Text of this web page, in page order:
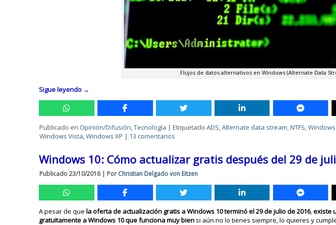
Flujos de datos alternativos en Windows (Alternate Data
Sigue leyendo →
Publicado en Opinión/Difusión,Tecnología |Etiquetado ADS,Alternate data stream,NTFS,Windows
Windows Vista,Windows XP | 13 comentarios
Windows 10: Cómo actualizar gratis después del 29 de
Publicado23/10/2016| Por Christian Delgado von Eitzen
A pesar de quela oferta de actualización gratis a Windows 10 terminó el 29 de julio de 2016,existe
gratuitamente a Windows 10que funciona muy bien si aún no lo tienes siempre, lo quieres y